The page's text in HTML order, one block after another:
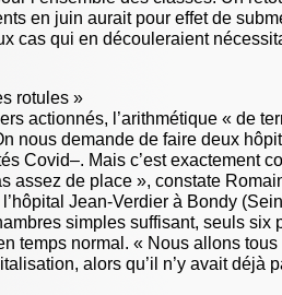
en juin aurait pour effet de
cas qui en découleraient
rotules »
actionnés, l’arithmétique « de
nous demande de faire deux
Covid–. Mais c’est exactement
assez de place », constate
Jean-Verdier à Bondy
simples suffisant, seuls six
temps normal. « Nous allons tous
alors qu’il n’y avait déjà